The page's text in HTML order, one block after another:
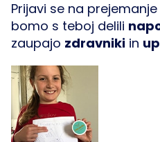
FORMALNO
Vračila
Piškotki
Zasebnost
Pogoji poslovanja
Prijavi se na prejemanje
bomo s teboj delili
zaupajo zdravniki in